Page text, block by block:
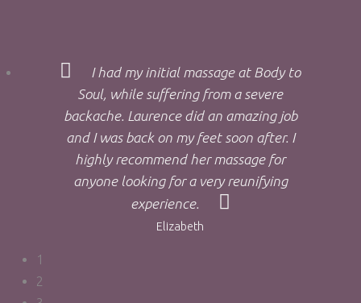
I had my initial massage at Body to
Soul, while suffering from a severe
backache. Laurence did an amazing job
and I was back on my feet soon after. I
highly recommend her massage for
anyone looking for a very reunifying
experience.
Elizabeth
1
2